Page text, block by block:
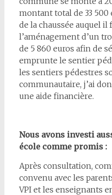
montant total de 33
de la chaussée auquel
l’aménagement d’un
de 5 860 euros afin de
emprunte le sentier
les sentiers pédestres
communautaire, j’ai
une aide financière.
Nous avons investi
école comme promis :
Après consultation,
convenu avec les
VPI et les enseignants